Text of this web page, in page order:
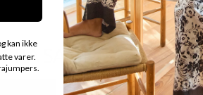
FRA SAMME MÆRKE
Nyhed
kan ikke
varer.